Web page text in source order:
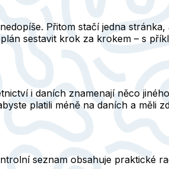
Přitom stačí jedna
sestavit krok za krokem – s
i daních znamenají něco
platili méně na daních a měli
seznam obsahuje praktické